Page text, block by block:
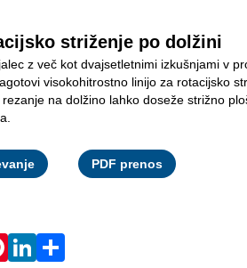
striženje po dolžini
z več kot dvajsetletnimi izkušnjami v
visokohitrostno linijo za rotacijsko
na dolžino lahko doseže strižno
PDF prenos